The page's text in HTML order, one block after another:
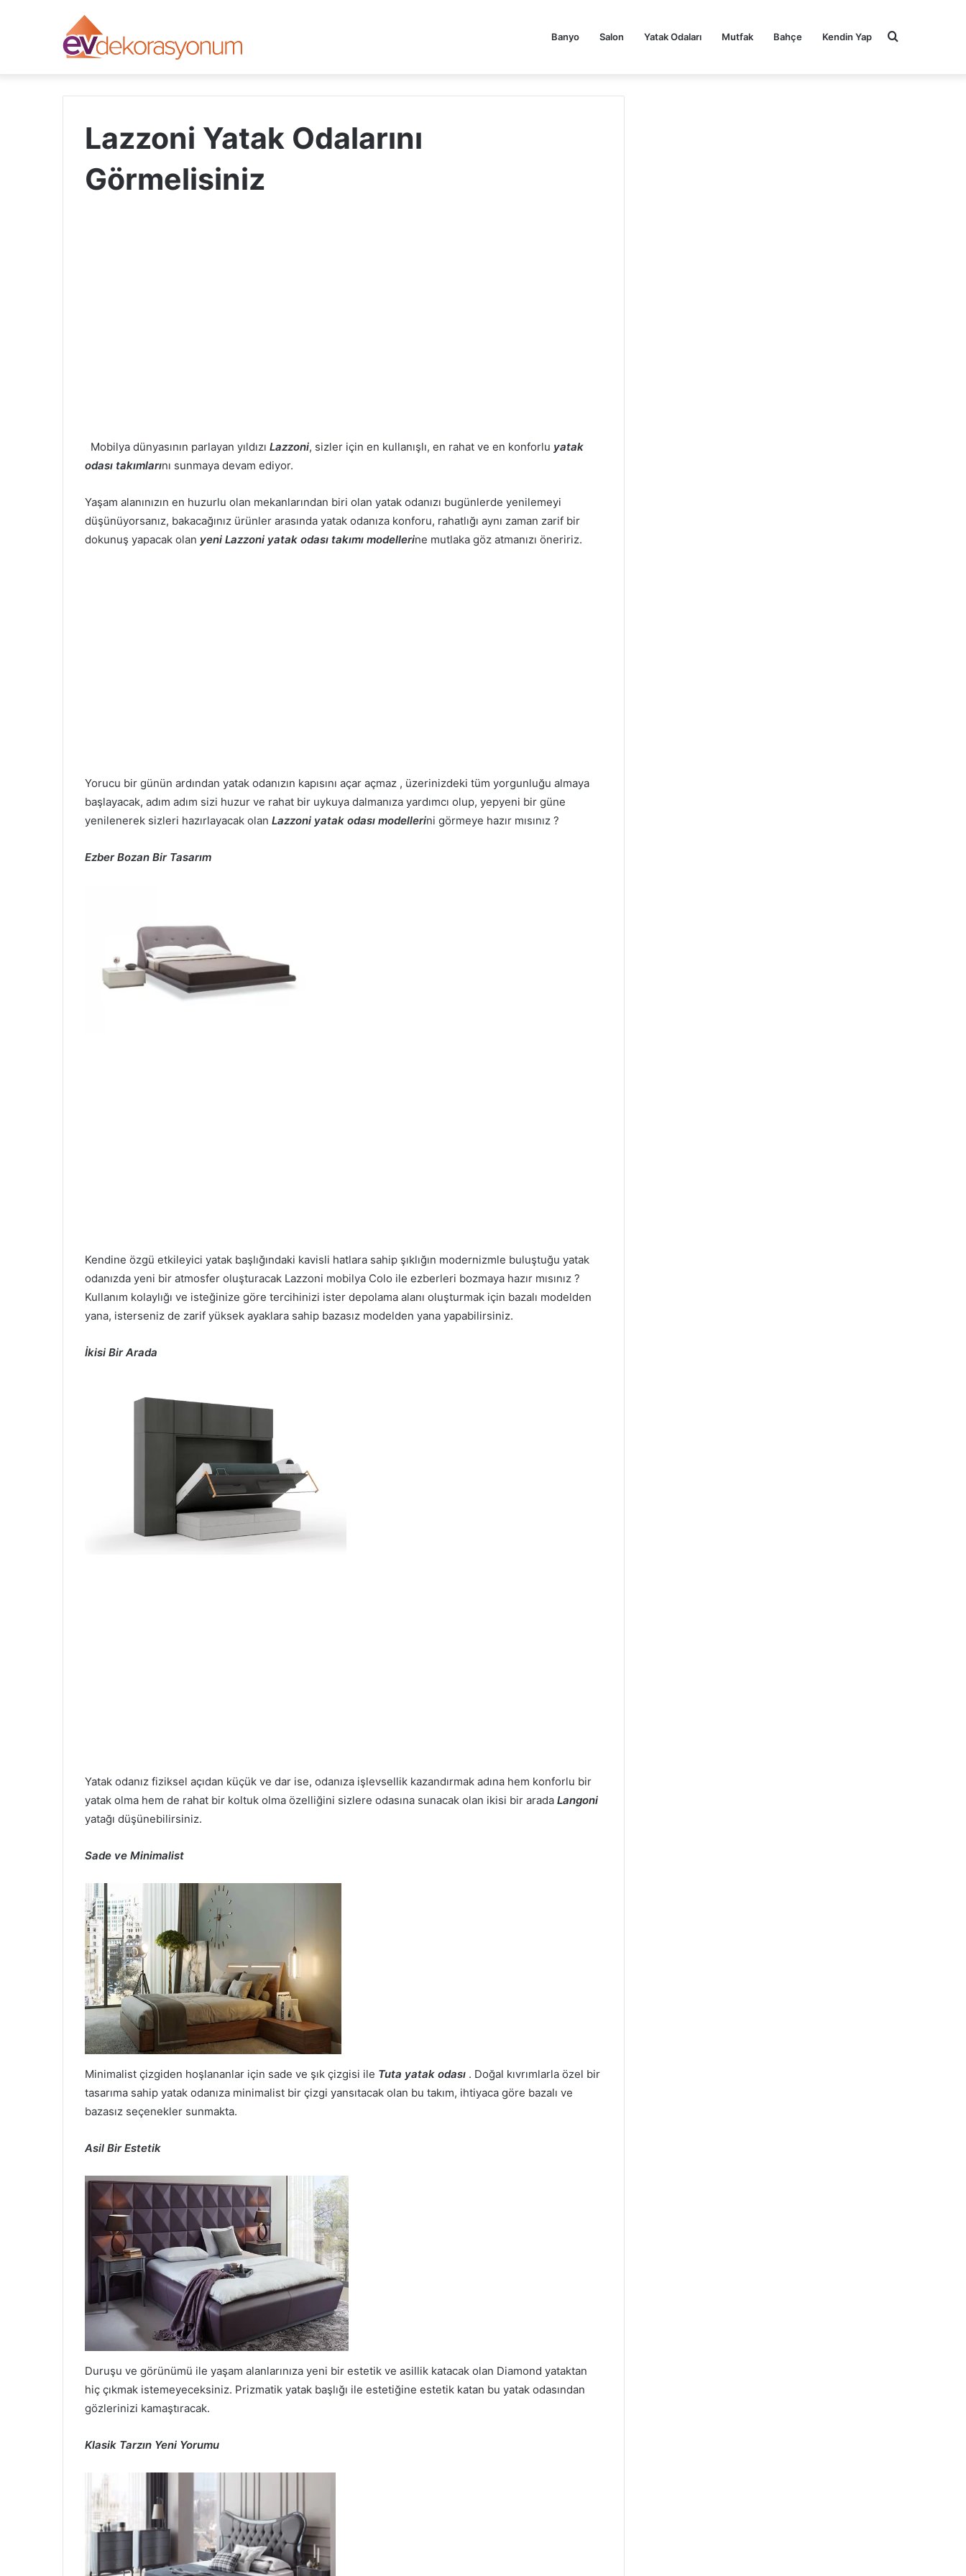
Banyo Salon Yatak Odaları Mutfak Bahçe Kendin Yap Arama
Lazzoni Yatak Odalarını
Görmelisiniz
Mobilya dünyasının parlayan yıldızı Lazzoni, sizler için en kullanışlı, en rahat ve en konforlu yatak
odası takımlarını sunmaya devam ediyor.
Yaşam alanınızın en huzurlu olan mekanlarından biri olan yatak odanızı bugünlerde yenilemeyi
düşünüyorsanız, bakacağınız ürünler arasında yatak odanıza konforu, rahatlığı aynı zaman zarif bir
dokunuş yapacak olan yeni Lazzoni yatak odası takımı modellerine mutlaka göz atmanızı öneririz.
Yorucu bir günün ardından yatak odanızın kapısını açar açmaz , üzerinizdeki tüm yorgunluğu almaya
başlayacak, adım adım sizi huzur ve rahat bir uykuya dalmanıza yardımcı olup, yepyeni bir güne
yenilenerek sizleri hazırlayacak olan Lazzoni yatak odası modellerini görmeye hazır mısınız ?
Ezber Bozan Bir Tasarım
Kendine özgü etkileyici yatak başlığındaki kavisli hatlara sahip şıklığın modernizmle buluştuğu yatak
odanızda yeni bir atmosfer oluşturacak Lazzoni mobilya Colo ile ezberleri bozmaya hazır mısınız ?
Kullanım kolaylığı ve isteğinize göre tercihinizi ister depolama alanı oluşturmak için bazalı modelden
yana, isterseniz de zarif yüksek ayaklara sahip bazasız modelden yana yapabilirsiniz.
İkisi Bir Arada
Yatak odanız fiziksel açıdan küçük ve dar ise, odanıza işlevsellik kazandırmak adına hem konforlu bir
yatak olma hem de rahat bir koltuk olma özelliğini sizlere odasına sunacak olan ikisi bir arada Langoni
yatağı düşünebilirsiniz.
Sade ve Minimalist
Minimalist çizgiden hoşlananlar için sade ve şık çizgisi ile Tuta yatak odası . Doğal kıvrımlarla özel bir
tasarıma sahip yatak odanıza minimalist bir çizgi yansıtacak olan bu takım, ihtiyaca göre bazalı ve
bazasız seçenekler sunmakta.
Asil Bir Estetik
Duruşu ve görünümü ile yaşam alanlarınıza yeni bir estetik ve asillik katacak olan Diamond yataktan
hiç çıkmak istemeyeceksiniz. Prizmatik yatak başlığı ile estetiğine estetik katan bu yatak odasından
gözlerinizi kamaştıracak.
Klasik Tarzın Yeni Yorumu